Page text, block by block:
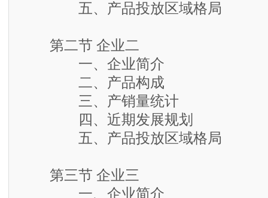
五、产品投放区域格局
第二节 企业二
一、企业简介
二、产品构成
三、产销量统计
四、近期发展规划
五、产品投放区域格局
第三节 企业三
一、企业简介